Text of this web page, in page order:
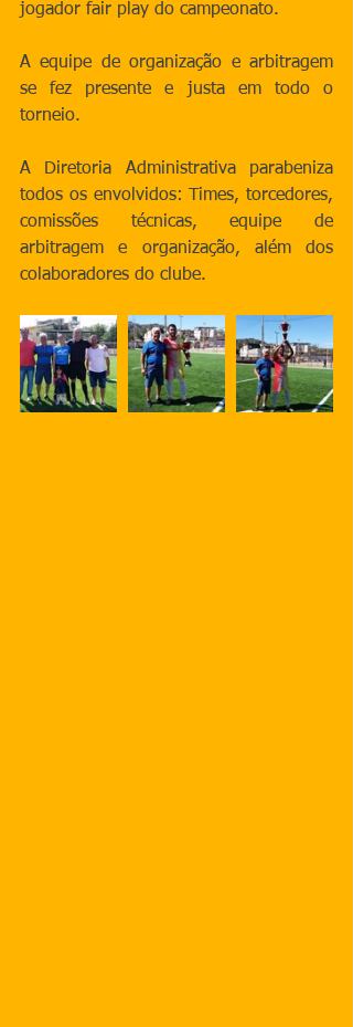
jogador fair play do campeonato.
A equipe de organização e arbitragem
se fez presente e justa em todo o
torneio.
A Diretoria Administrativa parabeniza
todos os envolvidos: Times, torcedores,
comissões técnicas, equipe de
arbitragem e organização, além dos
colaboradores do clube.